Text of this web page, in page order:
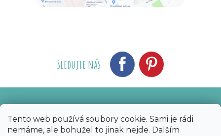
Tento web používá soubory cookie. Sami je rádi
nemáme, ale bohužel to jinak nejde. Dalším
Sledujte nás